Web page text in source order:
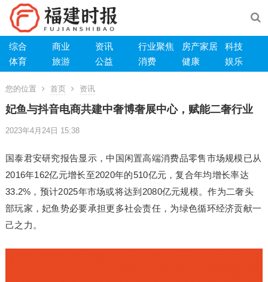
综合 商业 资讯 行业聚焦 房产家居
科技
体育
旅游 公益 消费 健康 娱乐
您的位置 首页 资讯
妃鱼与抖音电商共建中奢博奢展中心，赋能二奢行业
2023年4月24日 15:38
国泰君安研究报告显示，中国闲置高端消费品零售市场规模已从
2016年162亿元增长至2020年的510亿元，复合年均增长率达
33.2%，预计2025年市场或将达到2080亿元规模。作为二奢头
部玩家，妃鱼势必要承担更多社会责任，为绿色循环经济贡献一
己之力。